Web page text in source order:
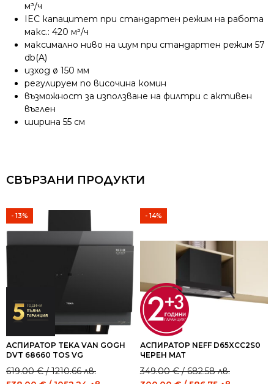
м³/ч
IEC капацитет при стандартен режим на работа
макс.: 420 м³/ч
максимално ниво на шум при стандартен режим 57
db(A)
изход ø 150 мм
регулируем по височина комин
възможност за използване на филтри с активен
въглен
ширина 55 см
СВЪРЗАНИ ПРОДУКТИ
- 13%
АСПИРАТОР TEKA VAN GOGH
DVT 68660 TOS VG
619.00€/ 1210.66 лв.
Original
Current
- 14%
АСПИРАТОР NEFF D65XCC2S0
ЧЕРЕН МАТ
349.00€/ 682.58 лв.
Original
Current